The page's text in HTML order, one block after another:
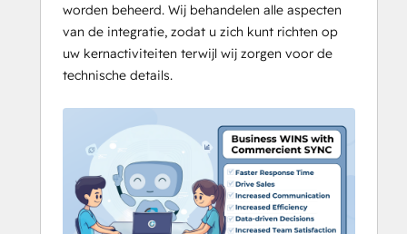
worden beheerd. Wij behandelen alle aspecten
van de integratie, zodat u zich kunt richten op
uw kernactiviteiten terwijl wij zorgen voor de
technische details.